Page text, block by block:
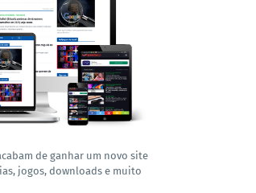
de ganhar um novo site
jogos, downloads e muito